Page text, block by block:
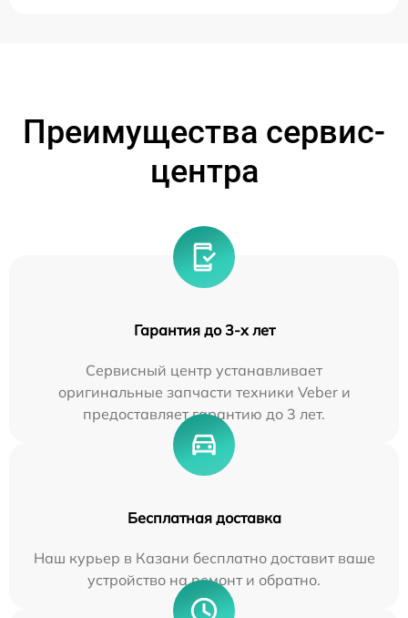
Преимущества сервис-
центра
Гарантия до 3-х лет
Сервисный центр устанавливает
оригинальные запчасти техники Veber и
предоставляет гарантию до 3 лет.
Бесплатная доставка
Наш курьер в Казани бесплатно доставит ваше
устройство на ремонт и обратно.